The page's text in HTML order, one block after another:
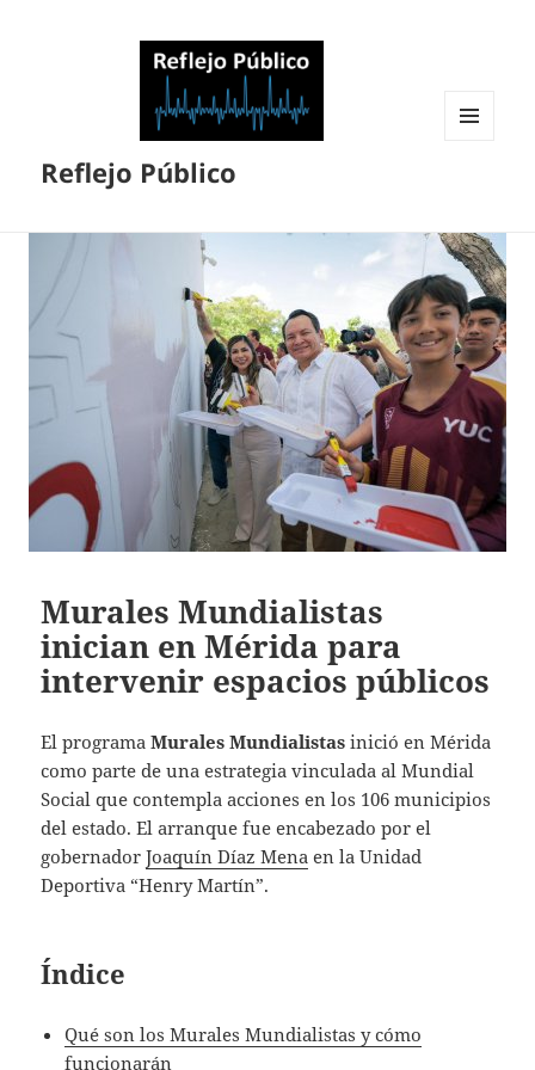
Reflejo Público
Murales Mundialistas
inician en Mérida para
intervenir espacios públicos
El programaMurales Mundialistas inició en Mérida
como parte de una estrategia vinculada al Mundial
Social que contempla acciones en los 106 municipios
del estado. El arranque fue encabezado por el
gobernadorJoaquín Díaz Mena en la Unidad
Deportiva “Henry Martín”.
Índice
Qué son los Murales Mundialistas y cómo
funcionarán